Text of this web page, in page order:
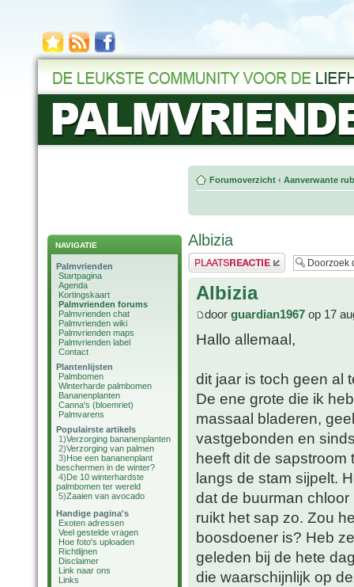
NAVIGATIE
Palmvrienden
Startpagina
Agenda
Kortingskaart
Palmvrienden forums
Palmvrienden chat
Palmvrienden wiki
Palmvrienden maps
Palmvrienden label
Contact
Plantenlijsten
Palmbomen
Winterharde palmbomen
Bananenplanten
Canna's (bloemriet)
Palmvarens
Populairste artikels
1)Verzorging bananenplanten
2)Verzorging van palmen
3)Hoe een bananenplant
beschermen in de winter?
4)De 10 winterhardste
palmbomen ter wereld
5)Zaaien van avocado
Handige pagina's
Exoten adressen
Veel gestelde vragen
Hoe foto's uploaden
Richtlijnen
Disclaimer
Link naar ons
Links
Forumoverzicht ‹ Aanverwante
Albizia
Plaats een reactie
Albizia
door guardian1967 op 17
Hallo allemaal,
dit jaar is toch geen al
De ene grote die ik
massaal bladeren,
vastgebonden en
heeft dit de
langs de stam sijpelt.
dat de buurman
ruikt het sap zo. Zou
boosdoener is? Heb
geleden bij de hete
die waarschijnlijk op